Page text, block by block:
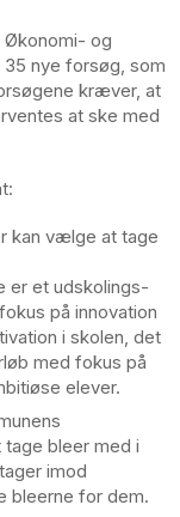
Økonomi- og
nye forsøg, som
kræver, at
at ske med
kan vælge at tage
er et udskolings-
på innovation
i skolen, det
med fokus på
elever.
bleer med i
imod
bleerne for dem.